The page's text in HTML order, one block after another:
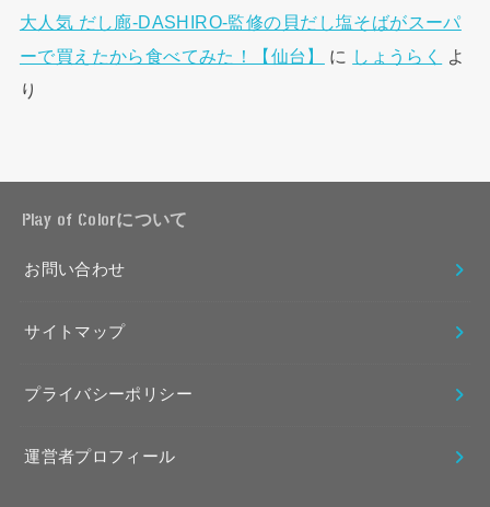
大人気 だし廊-DASHIRO-監修の貝だし塩そばがスーパ
ーで買えたから食べてみた！【仙台】
に しょうらく
よ
り
Play of Colorについて
お問い合わせ
サイトマップ
プライバシーポリシー
運営者プロフィール